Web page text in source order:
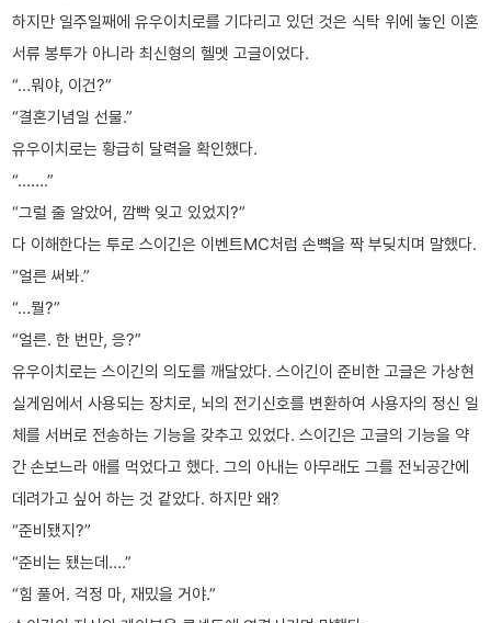
하지만 일주일째에 유우이치로를 기다리고 있던 것은 식탁 위에 놓인 이혼
서류 봉투가 아니라 최신형의 헬멧 고글이었다.
“…뭐야, 이건?”
“결혼기념일 선물.”
유우이치로는 황급히 달력을 확인했다.
“…….”
“그럴 줄 알았어, 깜빡 잊고 있었지?”
다 이해한다는 투로 스이긴은 이벤트MC처럼 손뼉을 짝 부딪치며 말했다.
“얼른 써봐.”
“…뭘?”
“얼른. 한 번만, 응?”
유우이치로는 스이긴의 의도를 깨달았다. 스이긴이 준비한 고글은 가상현
실게임에서 사용되는 장치로, 뇌의 전기신호를 변환하여 사용자의 정신 일
체를 서버로 전송하는 기능을 갖추고 있었다. 스이긴은 고글의 기능을 약
간 손보느라 애를 먹었다고 했다. 그의 아내는 아무래도 그를 전뇌공간에
데려가고 싶어 하는 것 같았다. 하지만 왜?
“준비됐지?”
“준비는 됐는데….”
“힘 풀어. 걱정 마, 재밌을 거야.”